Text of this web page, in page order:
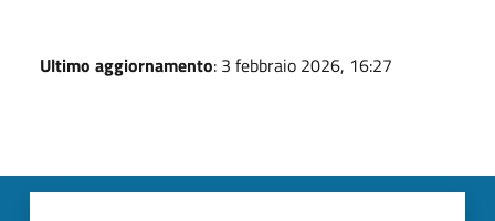
Ultimo aggiornamento: 3 febbraio 2026, 16:27